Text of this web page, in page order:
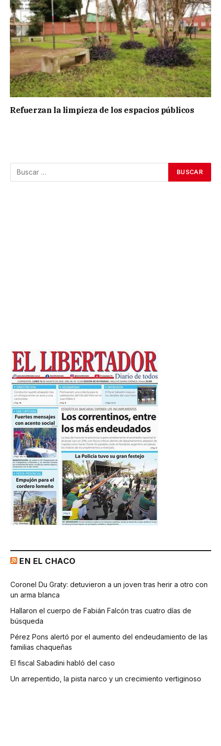
Refuerzan la limpieza de los espacios públicos
EN EL CHACO
Coronel Du Graty: detuvieron a un joven tras herir a otro con
un arma blanca
Hallaron el cuerpo de Fabián Falcón tras cuatro días de
búsqueda
Pérez Pons alertó por el aumento del endeudamiento de las
familias chaqueñas
El fiscal Sabadini habló del caso
Un arrepentido, la pista narco y un crecimiento vertiginoso